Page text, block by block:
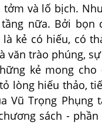
và lố bịch.
nữa. Bởi bọn
kẻ có hiếu, có
văn trào phúng,
kẻ mong cho
lòng hiếu thảo,
Vũ Trọng Phụng
sách - phần